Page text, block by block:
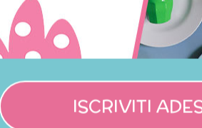
da tavola a quadri -
turchese
6,90 €
ISCRIVITI